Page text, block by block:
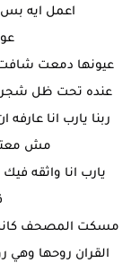
اعمل ايه بس
عيونها دمعت
عنده تحت ظل
ربنا يارب انا
مش
يارب انا واثقه
مسكت المصحف كانت
القران روحها وهي